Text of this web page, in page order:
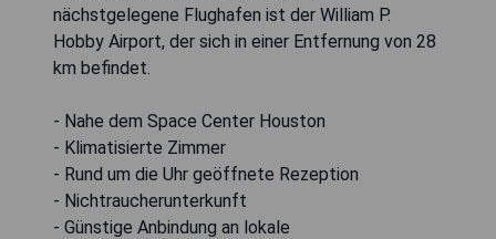
nächstgelegene Flughafen ist der William P.
Hobby Airport, der sich in einer Entfernung von 28
km befindet.
- Nahe dem Space Center Houston
- Klimatisierte Zimmer
- Rund um die Uhr geöffnete Rezeption
- Nichtraucherunterkunft
- Günstige Anbindung an lokale